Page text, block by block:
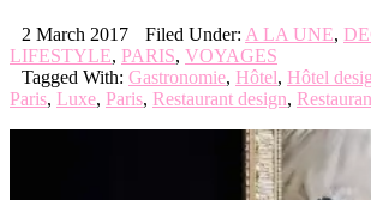
2 March 2017 Filed Under: A LA UNE,
LIFESTYLE, PARIS, VOYAGES
Tagged With: Gastronomie, Hôtel, Hôtel
Paris, Luxe, Paris, Restaurant design,